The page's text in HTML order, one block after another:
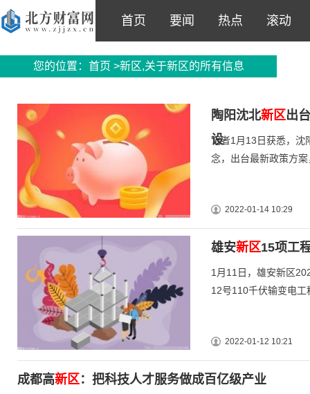
首页 要闻 热点 滚动
您的位置： 首页 >新区,关于新区的所有信息
陶阳沈北新区出
设
记者1月13日获悉，沈
念，出台最新政策方
2022-01-14 10:29
雄安新区15项工
1月11日，雄安新区
12号110千伏输变电
2022-01-12 10:21
成都高新区：把科技人才服务做成百亿级产业